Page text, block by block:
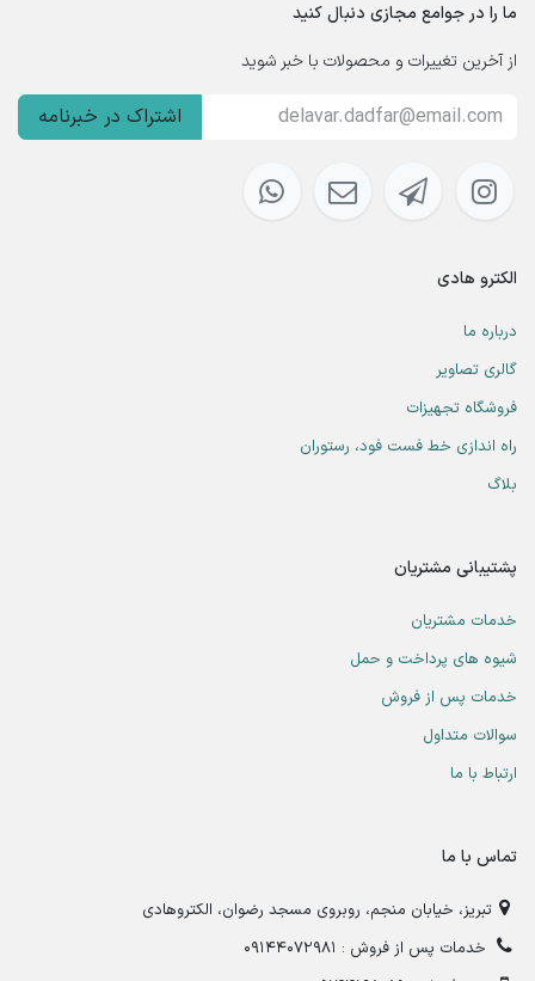
ما را در جوامع مجازی دنبال کنید
از آخرین تغییرات و محصولات با خبر شوید
اشتراک در خبرنامه
الکترو هادی
درباره ما
گالری تصاویر
فروشگاه تجهیزات
راه اندازی خط فست فود، رستوران
بلاگ
پشتیبانی مشتریان
خدمات مشتریان
شیوه های پرداخت و حمل
خدمات پس از فروش
سوالات متداول
ارتباط با ما
تماس با ما
تبریز، خیابان منجم، روبروی مسجد رضوان، الکتروهادی
خدمات پس از فروش : 09144072981